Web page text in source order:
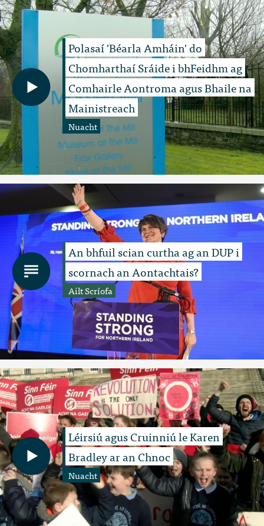
Polasaí 'Béarla Amháin' do
Chomharthaí Sráide i bhFeidhm ag
Comhairle Aontroma agus Bhaile na
Mainistreach
Nuacht
An bhfuil scian curtha ag an DUP i
scornach an Aontachtais?
Ailt Scríofa
Léirsiú agus Cruinniú le Karen
Bradley ar an Chnoc
Nuacht